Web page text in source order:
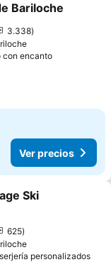
Bariloche
3.338
con encanto
Ver precios
Ski
625
personalizados